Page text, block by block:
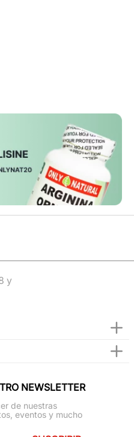
y
NEWSLETTER
de nuestras
eventos y mucho